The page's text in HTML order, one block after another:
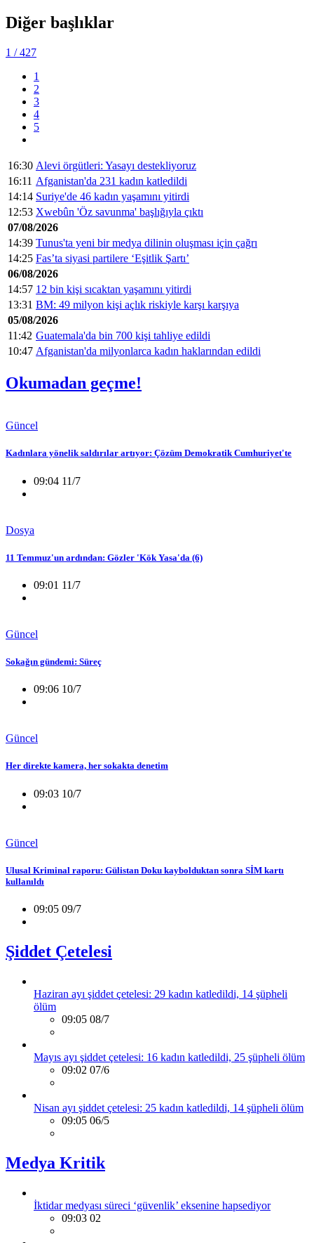
Diğer başlıklar
1 / 427
1
2
3
4
5
16:30 Alevi örgütleri: Yasayı destekliyoruz
16:11 Afganistan'da 231 kadın katledildi
14:14 Suriye'de 46 kadın yaşamını yitirdi
12:53 Xwebûn 'Öz savunma' başlığıyla çıktı
07/08/2026
14:39 Tunus'ta yeni bir medya dilinin oluşması için çağrı
14:25 Fas’ta siyasi partilere ‘Eşitlik Şartı’
06/08/2026
14:57 12 bin kişi sıcaktan yaşamını yitirdi
13:31 BM: 49 milyon kişi açlık riskiyle karşı karşıya
05/08/2026
11:42 Guatemala'da bin 700 kişi tahliye edildi
10:47 Afganistan'da milyonlarca kadın haklarından edildi
Okumadan geçme!
Güncel
Kadınlara yönelik saldırılar artıyor: Çözüm Demokratik Cumhuriyet'te
09:04 11/7
Dosya
11 Temmuz'un ardından: Gözler 'Kök Yasa'da (6)
09:01 11/7
Güncel
Sokağın gündemi: Süreç
09:06 10/7
Güncel
Her direkte kamera, her sokakta denetim
09:03 10/7
Güncel
Ulusal Kriminal raporu: Gülistan Doku kaybolduktan sonra SİM kartı
kullanıldı
09:05 09/7
Şiddet Çetelesi
Haziran ayı şiddet çetelesi: 29 kadın katledildi, 14 şüpheli
ölüm
09:05 08/7
Mayıs ayı şiddet çetelesi: 16 kadın katledildi, 25 şüpheli ölüm
09:02 07/6
Nisan ayı şiddet çetelesi: 25 kadın katledildi, 14 şüpheli ölüm
09:05 06/5
Medya Kritik
İktidar medyası süreci ‘güvenlik’ eksenine hapsediyor
09:03 02